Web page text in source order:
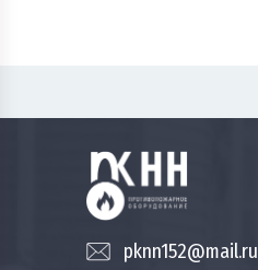
pknn152@mail.ru